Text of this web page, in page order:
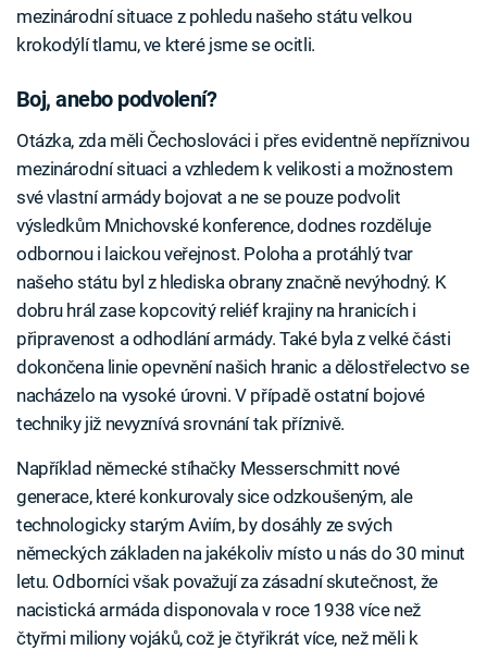
mezinárodní situace z pohledu našeho státu velkou
krokodýlí tlamu, ve které jsme se ocitli.
Boj, anebo podvolení?
Otázka, zda měli Čechoslováci i přes evidentně nepříznivou
mezinárodní situaci a vzhledem k velikosti a možnostem
své vlastní armády bojovat a ne se pouze podvolit
výsledkům Mnichovské konference, dodnes rozděluje
odbornou i laickou veřejnost. Poloha a protáhlý tvar
našeho státu byl z hlediska obrany značně nevýhodný. K
dobru hrál zase kopcovitý reliéf krajiny na hranicích i
připravenost a odhodlání armády. Také byla z velké části
dokončena linie opevnění našich hranic a dělostřelectvo se
nacházelo na vysoké úrovni. V případě ostatní bojové
techniky již nevyznívá srovnání tak příznivě.
Například německé stíhačky Messerschmitt nové
generace, které konkurovaly sice odzkoušeným, ale
technologicky starým Aviím, by dosáhly ze svých
německých základen na jakékoliv místo u nás do 30 minut
letu. Odborníci však považují za zásadní skutečnost, že
nacistická armáda disponovala v roce 1938 více než
čtyřmi miliony vojáků, což je čtyřikrát více, než měli k